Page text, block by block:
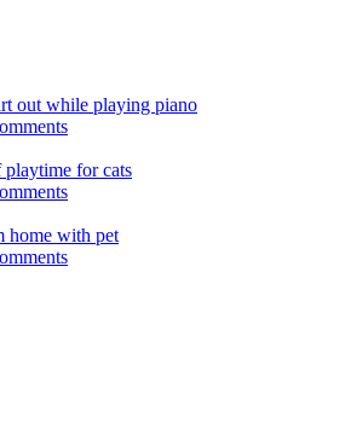
out while playing piano
for cats
home with pet